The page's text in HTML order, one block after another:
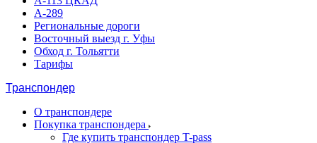
А-289
Региональные дороги
Восточный выезд г. Уфы
Обход г. Тольятти
Тарифы
Транспондер
О транспондере
Покупка транспондера
Где купить транспондер T-pass